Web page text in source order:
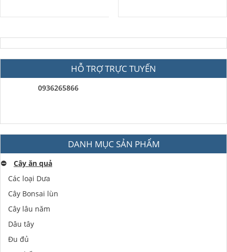
HỖ TRỢ TRỰC TUYẾN
0936265866
DANH MỤC SẢN PHẨM
⛔️
Cây ăn quả
Các loại Dưa
Cây Bonsai lùn
Cây lâu năm
Dâu tây
Đu đủ